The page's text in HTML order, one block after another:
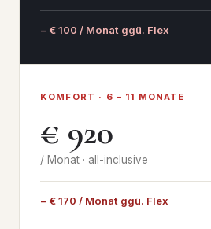
− € 100 / Monat ggü. Flex
KOMFORT · 6 – 11 MONATE
€ 920
/ Monat · all-inclusive
− € 170 / Monat ggü. Flex